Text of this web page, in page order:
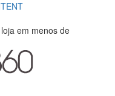
em menos de